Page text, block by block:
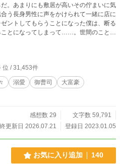
。あまりにも敷居が高いその佇まいに気
う長身男性に声をかけられて一緒に店に
ントしてもらうことになった僕は、断る
とになってしまって……。世間のことを
甘いハッピーエンド小説です。 同性婚
つけます。 おそらく10話まではいかな
位 / 31,453件
溺愛 御曹司
大富豪
感想数 29
文字数 59,791
更新日 2026.07.21
登録日 2023.01.05
お気に入り追加 140